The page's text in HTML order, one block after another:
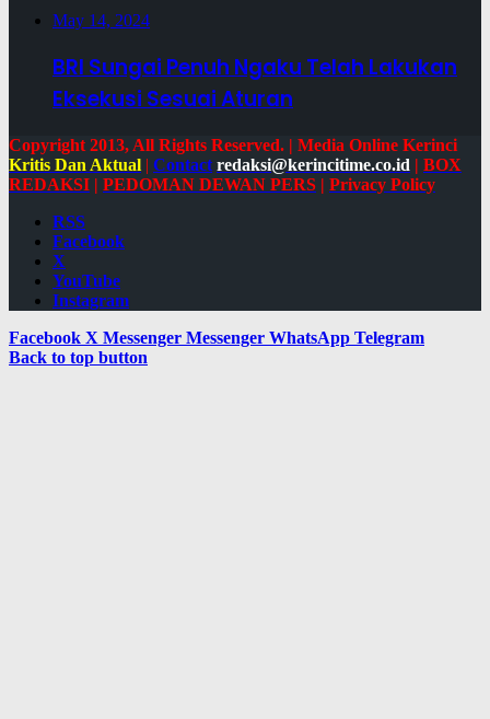
May 14, 2024
BRI Sungai Penuh Ngaku Telah Lakukan
Eksekusi Sesuai Aturan
Copyright 2013, All Rights Reserved. | Media Online Kerinci
Kritis Dan Aktual | Contact redaksi@kerincitime.co.id | BOX
REDAKSI | PEDOMAN DEWAN PERS | Privacy Policy
RSS
Facebook
X
YouTube
Instagram
Facebook X Messenger Messenger WhatsApp Telegram
Back to top button